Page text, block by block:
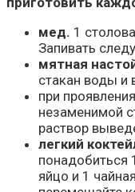
мед. 1
Запивать
мятная
стакан воды и
при
незаменимой
раствор
легкий
понадобиться
яйцо и 1